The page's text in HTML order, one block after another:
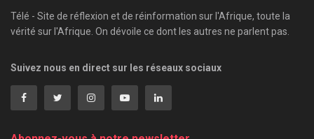
Télé - Site de réflexion et de réinformation sur l'Afrique, toute la
vérité sur l'Afrique. On dévoile ce dont les autres ne parlent pas.
Suivez nous en direct sur les réseaux sociaux